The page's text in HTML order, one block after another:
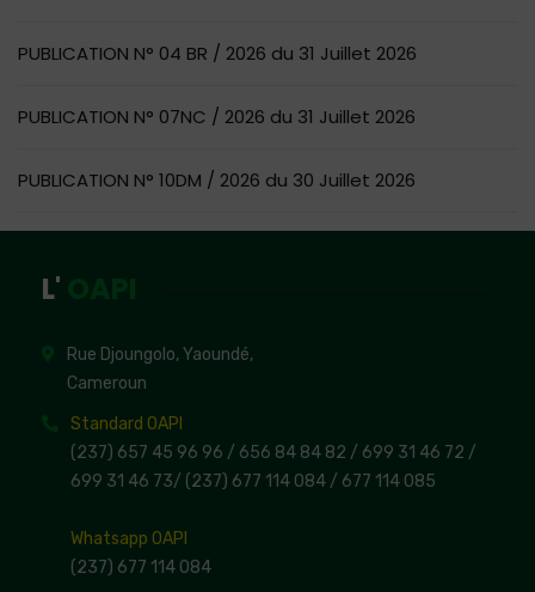
PUBLICATION N° 04 BR / 2026 du 31 Juillet 2026
PUBLICATION N° 07NC / 2026 du 31 Juillet 2026
PUBLICATION N° 10DM / 2026 du 30 Juillet 2026
L'
Rue Djoungolo, Yaoundé,
Cameroun
Standard OAPI
(237) 657 45 96 96 / 656 84 84 82 / 699 31 46 72 /
699 31 46 73/ (237) 677 114 084 / 677 114 085
Whatsapp OAPI
(237) 677 114 084